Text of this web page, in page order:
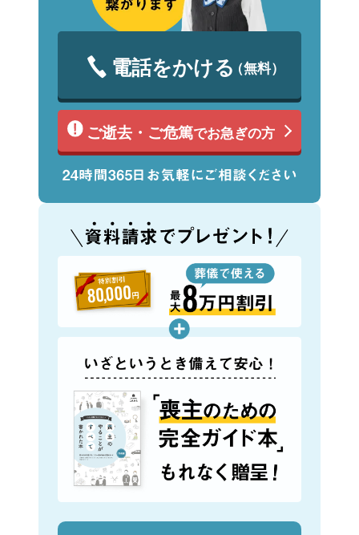
電話をかける（無料）
ご逝去・ご危篤でお急ぎの方